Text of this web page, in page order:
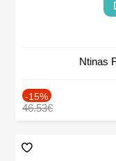
Ntinas
-15%
46.53€